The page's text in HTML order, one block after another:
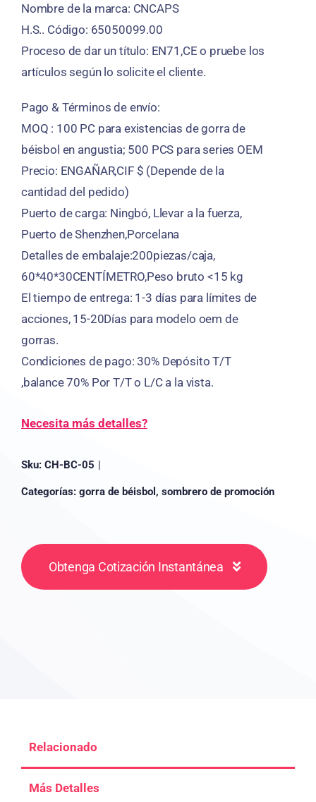
Nombre de la marca: CNCAPS
H.S.. Código: 65050099.00
Proceso de dar un título: EN71,CE o pruebe los
artículos según lo solicite el cliente.
Pago & Términos de envío:
MOQ : 100 PC para existencias de gorra de
béisbol en angustia; 500 PCS para series OEM
Precio: ENGAÑAR,CIF $ (Depende de la
cantidad del pedido)
Puerto de carga: Ningbó, Llevar a la fuerza,
Puerto de Shenzhen,Porcelana
Detalles de embalaje:200piezas/caja,
60*40*30CENTÍMETRO,Peso bruto <15 kg
El tiempo de entrega: 1-3 días para límites de
acciones, 15-20Días para modelo oem de
gorras.
Condiciones de pago: 30% Depósito T/T
,balance 70% Por T/T o L/C a la vista.
Necesita más detalles?
Sku: CH-BC-05 |
Categorías: gorra de béisbol , sombrero de promoción
Obtenga Cotización Instantánea
Relacionado
Más Detalles